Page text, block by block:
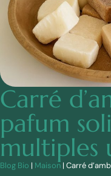
Carré
pafum
multiples
Blog Bio | Maison | Carré